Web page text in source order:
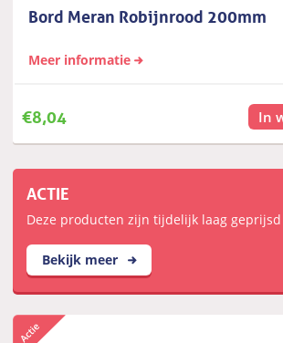
Bord Meran Robijnrood 200mm
Meer informatie
€8,04 In
ACTIE
Deze producten zijn tijdelijk laag geprijsd
Bekijk meer